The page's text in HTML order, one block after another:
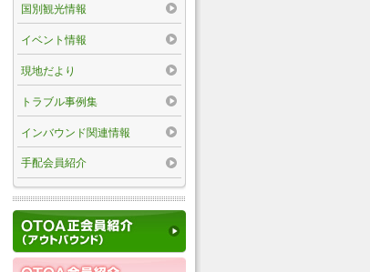
国別観光情報
イベント情報
現地だより
トラブル事例集
インバウンド関連情報
手配会員紹介